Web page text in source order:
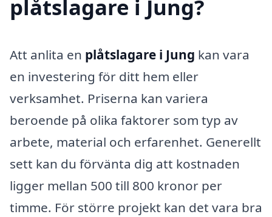
plåtslagare i Jung?
Att anlita en plåtslagare i Jung kan vara
en investering för ditt hem eller
verksamhet. Priserna kan variera
beroende på olika faktorer som typ av
arbete, material och erfarenhet. Generellt
sett kan du förvänta dig att kostnaden
ligger mellan 500 till 800 kronor per
timme. För större projekt kan det vara bra